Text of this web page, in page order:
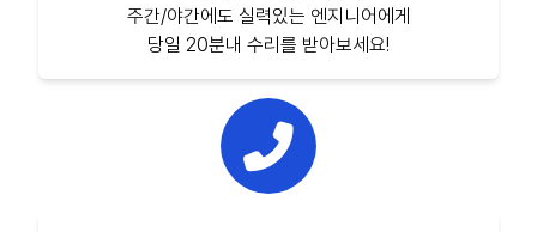
주간/야간에도 실력있는 엔지니어에게
당일 20분내 수리를 받아보세요!